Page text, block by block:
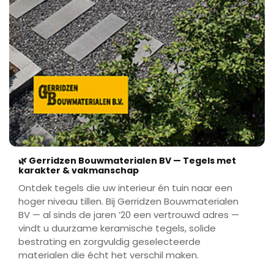
🌿 Gerridzen Bouwmaterialen BV — Tegels met
karakter & vakmanschap
Ontdek tegels die uw interieur én tuin naar een
hoger niveau tillen. Bij Gerridzen Bouwmaterialen
BV — al sinds de jaren ’20 een vertrouwd adres —
vindt u duurzame keramische tegels, solide
bestrating en zorgvuldig geselecteerde
materialen die écht het verschil maken.